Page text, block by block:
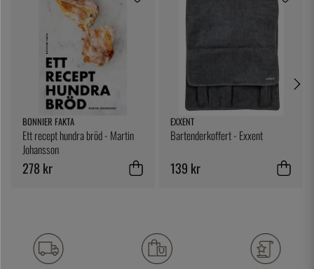
BONNIER FAKTA
Ett recept hundra bröd - Martin
Johansson
278 kr
EXXENT
Bartenderkoffert - Exxent
139 kr